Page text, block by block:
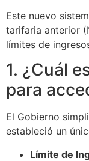
Este nuevo
tarifaria anterior
límites de
1. ¿Cuál
para
El Gobierno
estableció un
Límite de